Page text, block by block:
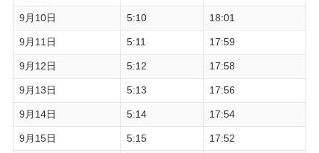
9月10日 5:10 18:01
9月11日 5:11 17:59
9月12日 5:12 17:58
9月13日 5:13 17:56
9月14日 5:14 17:54
9月15日 5:15 17:52